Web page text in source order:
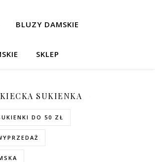
BLUZY DAMSKIE
SKLEP
SUKIENKA
DO 50 ZŁ